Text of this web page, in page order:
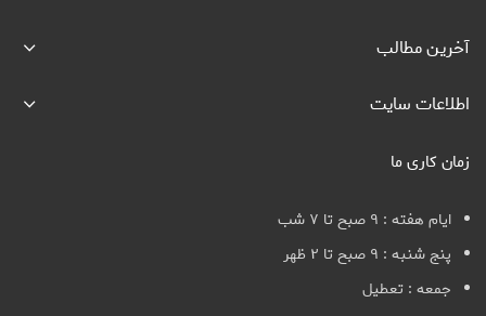
آخرین مطالب
اطلاعات سایت
زمان کاری ما
ایام هفته : ۹ صبح تا ۷ شب
پنج شنبه : ۹ صبح تا ۲ ظهر
جمعه : تعطیل